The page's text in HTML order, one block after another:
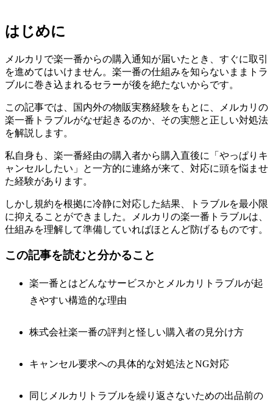
はじめに
メルカリで楽一番からの購入通知が届いたとき、すぐに取引
を進めてはいけません。楽一番の仕組みを知らないままトラ
ブルに巻き込まれるセラーが後を絶たないからです。
この記事では、国内外の物販実務経験をもとに、メルカリの
楽一番トラブルがなぜ起きるのか、その実態と正しい対処法
を解説します。
私自身も、楽一番経由の購入者から購入直後に「やっぱりキ
ャンセルしたい」と一方的に連絡が来て、対応に頭を悩ませ
た経験があります。
しかし規約を根拠に冷静に対応した結果、トラブルを最小限
に抑えることができました。メルカリの楽一番トラブルは、
仕組みを理解して準備していればほとんど防げるものです。
この記事を読むと分かること
楽一番とはどんなサービスかとメルカリトラブルが起
きやすい構造的な理由
株式会社楽一番の評判と怪しい購入者の見分け方
キャンセル要求への具体的な対処法とNG対応
同じメルカリトラブルを繰り返さないための出品前の